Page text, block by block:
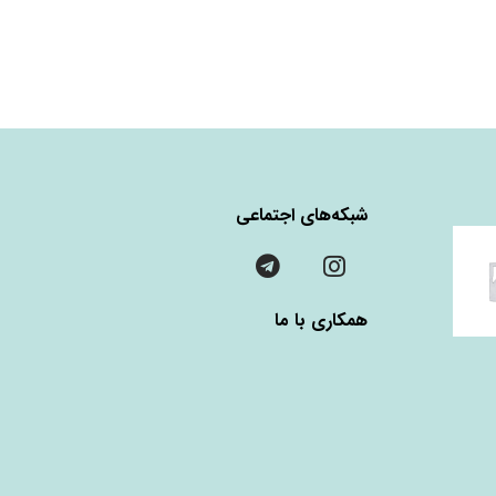
شبکه‌های اجتماعی
همکاری با ما